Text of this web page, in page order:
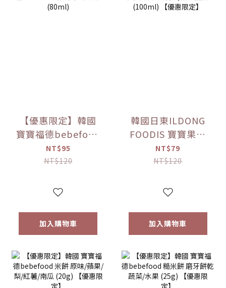
【優惠限定】韓國
寶寶福德bebefood
接骨木莓果汁
(80ml)
NT$95
NT$120
加入購物車
韓國日東ILDONG
FOODIS 寶寶果汁
桔梗梨/蘋果黑棗
(100ml) 【優惠限
NT$79
NT$120
加入購物車